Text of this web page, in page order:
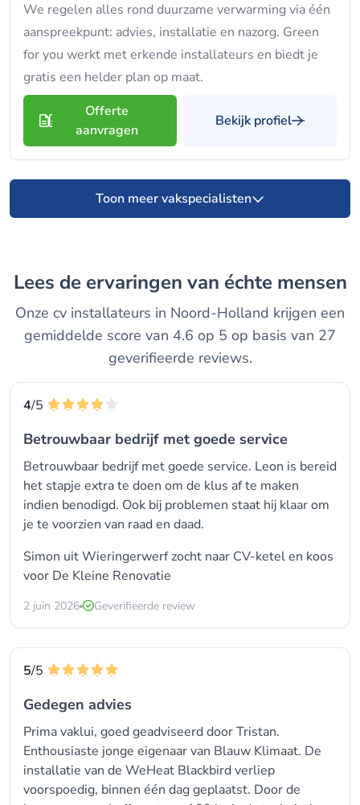
We regelen alles rond duurzame verwarming via één
aanspreekpunt: advies, installatie en nazorg. Green
for you werkt met erkende installateurs en biedt je
gratis een helder plan op maat.
Offerte
aanvragen
Bekijk profiel
Toon meer vakspecialisten
Lees de ervaringen van échte mensen
Onze cv installateurs in Noord-Holland krijgen een
gemiddelde score van 4.6 op 5 op basis van 27
geverifieerde reviews.
4/5
Betrouwbaar bedrijf met goede service
Betrouwbaar bedrijf met goede service. Leon is bereid
het stapje extra te doen om de klus af te maken
indien benodigd. Ook bij problemen staat hij klaar om
je te voorzien van raad en daad.
Simon uit Wieringerwerf zocht naar CV-ketel en koos
voor De Kleine Renovatie
2 juin 2026 Geverifieerde review
5/5
Gedegen advies
Prima vaklui, goed geadviseerd door Tristan.
Enthousiaste jonge eigenaar van Blauw Klimaat. De
installatie van de WeHeat Blackbird verliep
voorspoedig, binnen één dag geplaatst. Door de